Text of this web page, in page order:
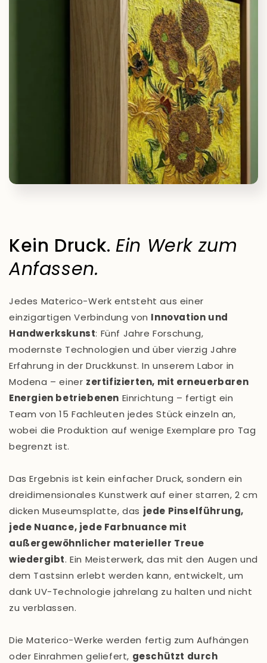
Kein Druck.Ein Werk zum
Anfassen.
Jedes Materico-Werk entsteht aus einer
einzigartigen Verbindung von Innovation und
Handwerkskunst: Fünf Jahre Forschung,
modernste Technologien und über vierzig Jahre
Erfahrung in der Druckkunst. In unserem Labor in
Modena – einer zertifizierten, mit erneuerbaren
Energien betriebenen Einrichtung – fertigt ein
Team von 15 Fachleuten jedes Stück einzeln an,
wobei die Produktion auf wenige Exemplare pro Tag
begrenzt ist.
Das Ergebnis ist kein einfacher Druck, sondern ein
dreidimensionales Kunstwerk auf einer starren, 2 cm
dicken Museumsplatte, das jede Pinselführung,
jede Nuance, jede Farbnuance mit
außergewöhnlicher materieller Treue
wiedergibt. Ein Meisterwerk, das mit den Augen und
dem Tastsinn erlebt werden kann, entwickelt, um
dank UV-Technologie jahrelang zu halten und nicht
zu verblassen.
Die Materico-Werke werden fertig zum Aufhängen
oder Einrahmen geliefert, geschützt durch